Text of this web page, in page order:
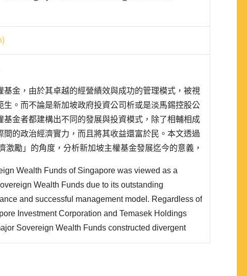
基金，由於其卓越的經營績效與成功的管理模式，被視
生。而不論是新加坡政府投資公司析或是淡馬錫控股公
基金者都建構出不同的發展與投資模式，除了相輔相成
間的政治經濟實力，而且將其收益還富於民。本文透過
激勵」的角度，分析新加坡主權基金發展迄今的意義，
不可諱言的是，當其資金大舉輸出與進行企業併購之
Wealth Funds of Singapore was viewed as a
Wealth Funds due to its outstanding
and successful management model. Regardless of
Investment Corporation and Temasek Holdings
Sovereign Wealth Funds constructed divergent
and investment patterns. Except for collectively